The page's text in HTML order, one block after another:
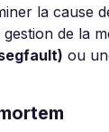
la cause
de la
ou